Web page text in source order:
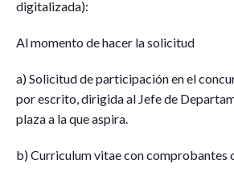
digitalizada):
Al momento de hacer la solicitud
a) Solicitud de participación en el
por escrito, dirigida al Jefe de
plaza a la que aspira.
b) Curriculum vitae con comprobantes